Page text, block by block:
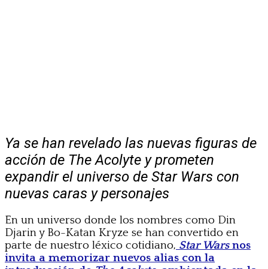
Ya se han revelado las nuevas figuras de
acción de The Acolyte y prometen
expandir el universo de Star Wars con
nuevas caras y personajes
En un universo donde los nombres como Din
Djarin y Bo-Katan Kryze se han convertido en
parte de nuestro léxico cotidiano, Star Warsnos
invita a memorizar nuevos alias con la